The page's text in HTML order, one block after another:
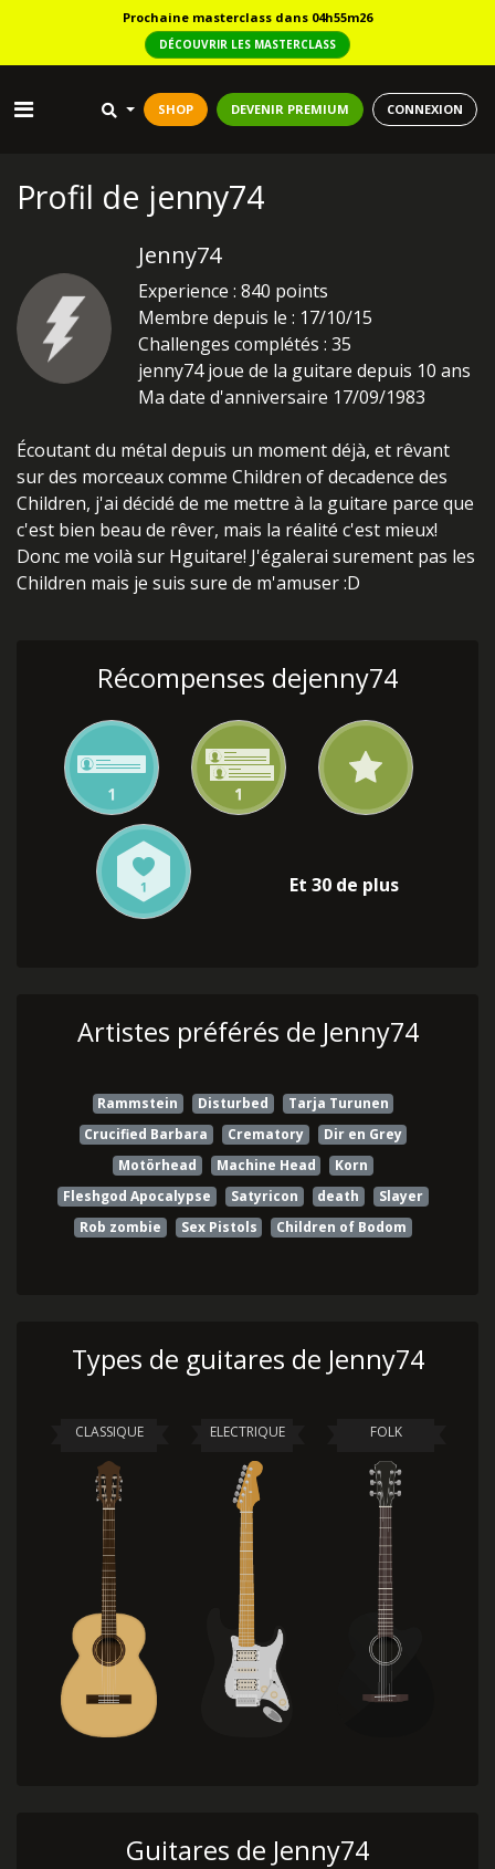
Prochaine masterclass dans 04h55m25
DÉCOUVRIR LES MASTERCLASS
SHOP DEVENIR PREMIUM CONNEXION
Profil de jenny74
Jenny74
Experience : 840 points
Membre depuis le : 17/10/15
Challenges complétés : 35
jenny74 joue de la guitare depuis 10 ans
Ma date d'anniversaire 17/09/1983
Écoutant du métal depuis un moment déjà, et rêvant
sur des morceaux comme Children of decadence des
Children, j'ai décidé de me mettre à la guitare parce que
c'est bien beau de rêver, mais la réalité c'est mieux!
Donc me voilà sur Hguitare! J'égalerai surement pas les
Children mais je suis sure de m'amuser :D
Récompenses dejenny74
Et 30 de plus
Artistes préférés de Jenny74
Rammstein Disturbed
Tarja Turunen
Crucified Barbara
Crematory
Dir en Grey
Motörhead
Machine Head
Korn
Fleshgod Apocalypse
Satyricon death
Slayer
Rob zombie
Sex Pistols Children of Bodom
Types de guitares de Jenny74
CLASSIQUE ELECTRIQUE FOLK
Guitares de Jenny74